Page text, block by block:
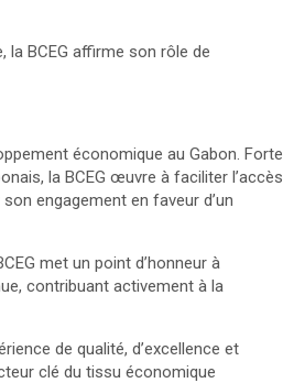
la BCEG affirme son rôle de
économique au Gabon. Forte
la BCEG œuvre à faciliter l’accès
engagement en faveur d’un
met un point d’honneur à
contribuant activement à la
de qualité, d’excellence et
clé du tissu économique